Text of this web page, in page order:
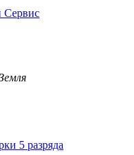
5 разряда